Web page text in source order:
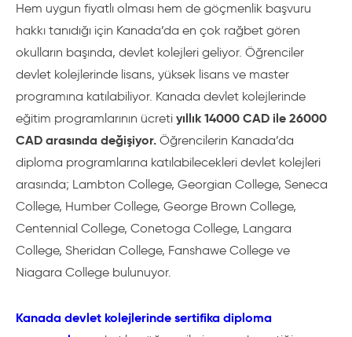
Hem uygun fiyatlı olması hem de göçmenlik başvuru
hakkı tanıdığı için Kanada’da en çok rağbet gören
okulların başında, devlet kolejleri geliyor. Öğrenciler
devlet kolejlerinde lisans, yüksek lisans ve master
programına katılabiliyor. Kanada devlet kolejlerinde
eğitim programlarının ücreti yıllık 14000 CAD ile 26000
CAD arasında değişiyor. Öğrencilerin Kanada’da
diploma programlarına katılabilecekleri devlet kolejleri
arasında; Lambton College, Georgian College, Seneca
College, Humber College, George Brown College,
Centennial College, Conetoga College, Langara
College, Sheridan College, Fanshawe College ve
Niagara College bulunuyor.
Kanada devlet kolejlerinde sertifika diploma